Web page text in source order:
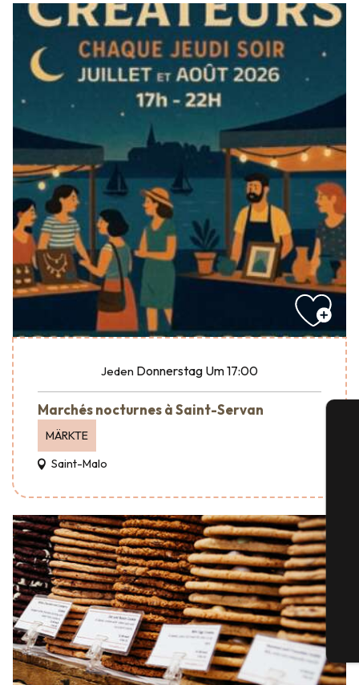
Jeden Donnerstag Um 17:00
Marchés nocturnes à Saint-Servan
MÄRKTE
Saint-Malo